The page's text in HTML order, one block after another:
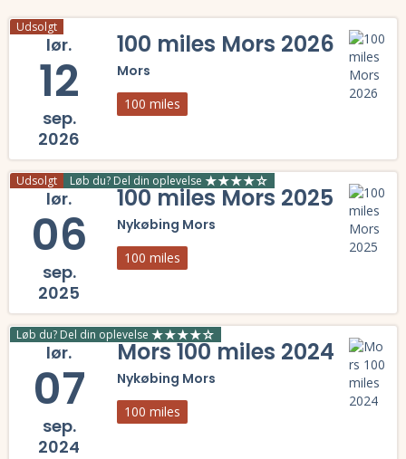
Udsolgt
lør.
12
sep.
2026
100 miles Mors 2026
Mors
100 miles
Udsolgt Løb du? Del din oplevelse
lør.
06
sep.
2025
100 miles Mors 2025
Nykøbing Mors
100 miles
Løb du? Del din oplevelse
lør.
07
sep.
2024
Mors 100 miles 2024
Nykøbing Mors
100 miles